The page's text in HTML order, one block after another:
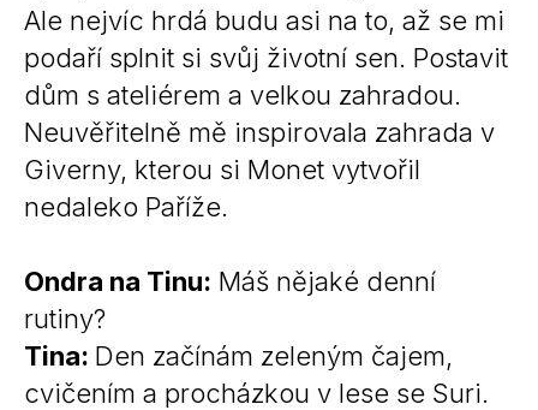
Ale nejvíc hrdá budu asi na to, až se mi
podaří splnit si svůj životní sen. Postavit
dům s ateliérem a velkou zahradou.
Neuvěřitelně mě inspirovala zahrada v
Giverny, kterou si Monet vytvořil
nedaleko Paříže.
Ondra na Tinu: Máš nějaké denní
rutiny?
Tina: Den začínám zeleným čajem,
cvičením a procházkou v lese se Suri.